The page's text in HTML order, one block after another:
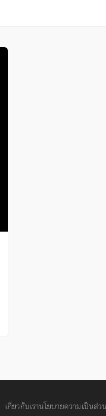
เกี่ยวกับเรานโยบายความเป็นส่